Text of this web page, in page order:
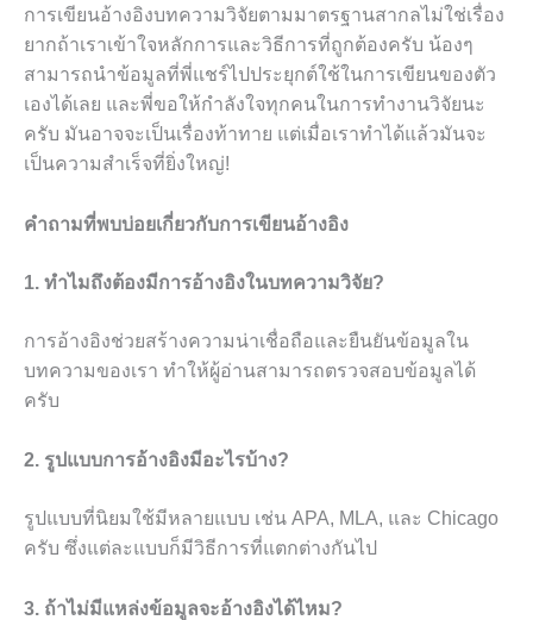
การเขียนอ้างอิงบทความวิจัยตามมาตรฐานสากลไม่ใช่เรื่อง
ยากถ้าเราเข้าใจหลักการและวิธีการที่ถูกต้องครับ น้องๆ
สามารถนำข้อมูลที่พี่แชร์ไปประยุกต์ใช้ในการเขียนของตัว
เองได้เลย และพี่ขอให้กำลังใจทุกคนในการทำงานวิจัยนะ
ครับ มันอาจจะเป็นเรื่องท้าทาย แต่เมื่อเราทำได้แล้วมันจะ
เป็นความสำเร็จที่ยิ่งใหญ่!
คำถามที่พบบ่อยเกี่ยวกับการเขียนอ้างอิง
1. ทำไมถึงต้องมีการอ้างอิงในบทความวิจัย?
การอ้างอิงช่วยสร้างความน่าเชื่อถือและยืนยันข้อมูลใน
บทความของเรา ทำให้ผู้อ่านสามารถตรวจสอบข้อมูลได้
ครับ
2. รูปแบบการอ้างอิงมีอะไรบ้าง?
รูปแบบที่นิยมใช้มีหลายแบบ เช่น APA, MLA, และ Chicago
ครับ ซึ่งแต่ละแบบก็มีวิธีการที่แตกต่างกันไป
3. ถ้าไม่มีแหล่งข้อมูลจะอ้างอิงได้ไหม?